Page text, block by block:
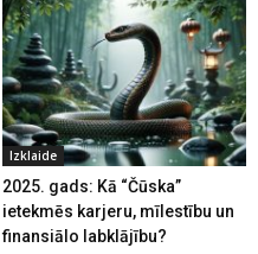
Izklaide
2025. gads: Kā “Čūska”
ietekmēs karjeru, mīlestību un
finansiālo labklājību?